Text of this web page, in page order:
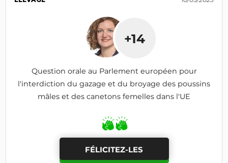
+14
Question orale au Parlement européen pour
l'interdiction du gazage et du broyage des poussins
mâles et des canetons femelles dans l'UE
FÉLICITEZ-LES